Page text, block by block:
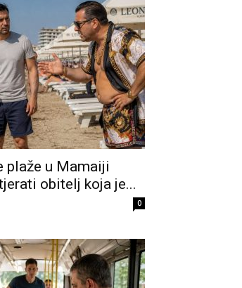
plaže u Mamaiji
obitelj koja je...
0